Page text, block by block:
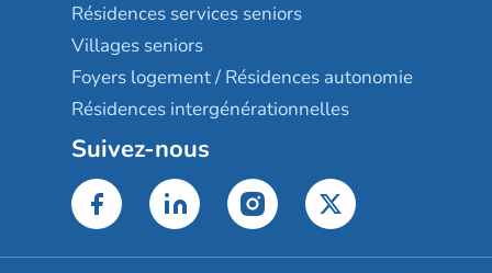
Résidences services seniors
Villages seniors
Foyers logement / Résidences autonomie
Résidences intergénérationnelles
Suivez-nous